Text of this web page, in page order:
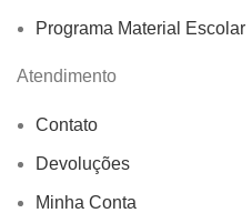
Programa Material Escolar
Atendimento
Contato
Devoluções
Minha Conta